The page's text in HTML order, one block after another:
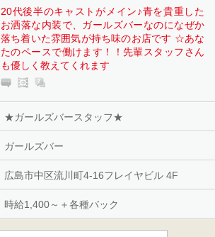
20代後半のキャストがメイン♪青を貴重した
お洒落な内装で、ガールズバーなのになぜか
落ち着いた雰囲気が持ち味のお店です ☆あな
たのペースで働けます！！先輩スタッフさん
も優しく教えてくれます
★ガールズバースタッフ★
ガールズバー
広島市中区流川町4-16フレイヤビル 4F
時給1,400～＋各種バック